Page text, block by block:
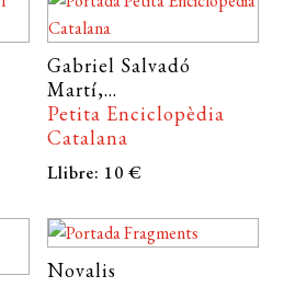
CERCAR
WISHLISTGabriel Salvadó
Martí,...
Petita Enciclopèdia
Catalana
Llibre: 10 €
Novalis